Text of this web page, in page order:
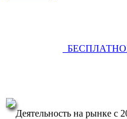
Деятельность на рынке с